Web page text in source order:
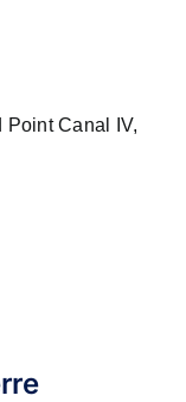
Point Canal IV,